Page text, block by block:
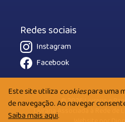
Este site utiliza cookiespara uma
de navegação. Ao navegar
Saiba mais aqui.
Redes sociais
Instagram
Facebook
© 2026 Livraria e
Livraria Associada à Rede de